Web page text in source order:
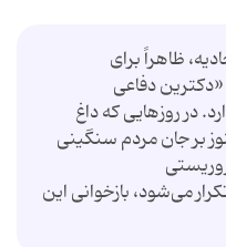
ظاهراً برای
«دکترین دفاعی
در روزهایی که داغ
۱۸ و ۱۹ دی، هنوز بر جان مردم سنگینی
می‌شود، بازخوانی این